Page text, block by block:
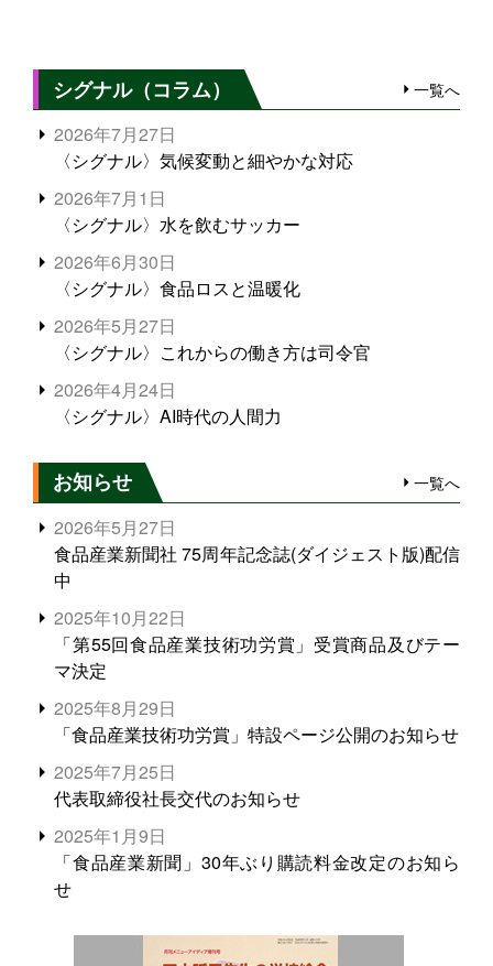
シグナル（コラム） 一覧へ
2026年7月27日
〈シグナル〉気候変動と細やかな対応
2026年7月1日
〈シグナル〉水を飲むサッカー
2026年6月30日
〈シグナル〉食品ロスと温暖化
2026年5月27日
〈シグナル〉これからの働き方は司令官
2026年4月24日
〈シグナル〉AI時代の人間力
お知らせ 一覧へ
2026年5月27日
食品産業新聞社 75周年記念誌(ダイジェスト版)配信
中
2025年10月22日
「第55回食品産業技術功労賞」受賞商品及びテー
マ決定
2025年8月29日
「食品産業技術功労賞」特設ページ公開のお知らせ
2025年7月25日
代表取締役社長交代のお知らせ
2025年1月9日
「食品産業新聞」30年ぶり購読料金改定のお知ら
せ